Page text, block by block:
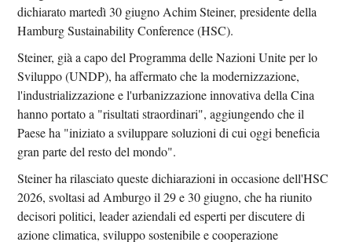
dichiarato martedì 30 giugno Achim Steiner, presidente della
Hamburg Sustainability Conference (HSC).
Steiner, già a capo del Programma delle Nazioni Unite per lo
Sviluppo (UNDP), ha affermato che la modernizzazione,
l'industrializzazione e l'urbanizzazione innovativa della Cina
hanno portato a "risultati straordinari", aggiungendo che il
Paese ha "iniziato a sviluppare soluzioni di cui oggi beneficia
gran parte del resto del mondo".
Steiner ha rilasciato queste dichiarazioni in occasione dell'HSC
2026, svoltasi ad Amburgo il 29 e 30 giugno, che ha riunito
decisori politici, leader aziendali ed esperti per discutere di
azione climatica, sviluppo sostenibile e cooperazione